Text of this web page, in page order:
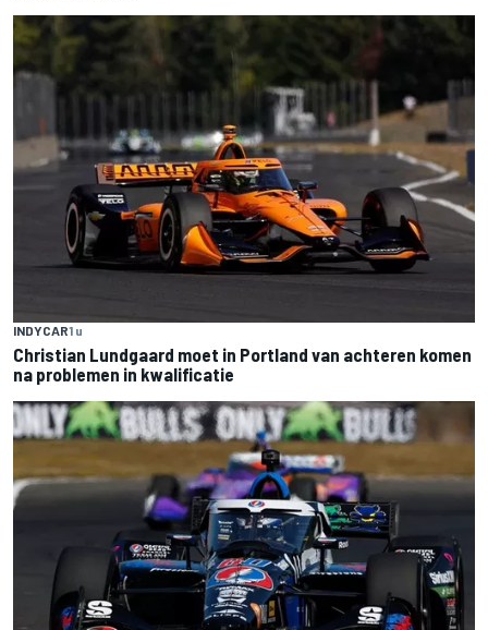
INDYCAR1 u
Christian Lundgaard moet in Portland van achteren komen
na problemen in kwalificatie